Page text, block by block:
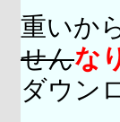
重いか
せんな
ダウン